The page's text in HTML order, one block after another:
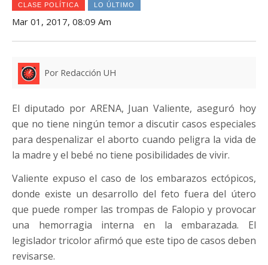
CLASE POLÍTICA LO ÚLTIMO
Mar 01, 2017, 08:09 Am
Por Redacción UH
El diputado por ARENA, Juan Valiente, aseguró hoy
que no tiene ningún temor a discutir casos especiales
para despenalizar el aborto cuando peligra la vida de
la madre y el bebé no tiene posibilidades de vivir.
Valiente expuso el caso de los embarazos ectópicos,
donde existe un desarrollo del feto fuera del útero
que puede romper las trompas de Falopio y provocar
una hemorragia interna en la embarazada. El
legislador tricolor afirmó que este tipo de casos deben
revisarse.